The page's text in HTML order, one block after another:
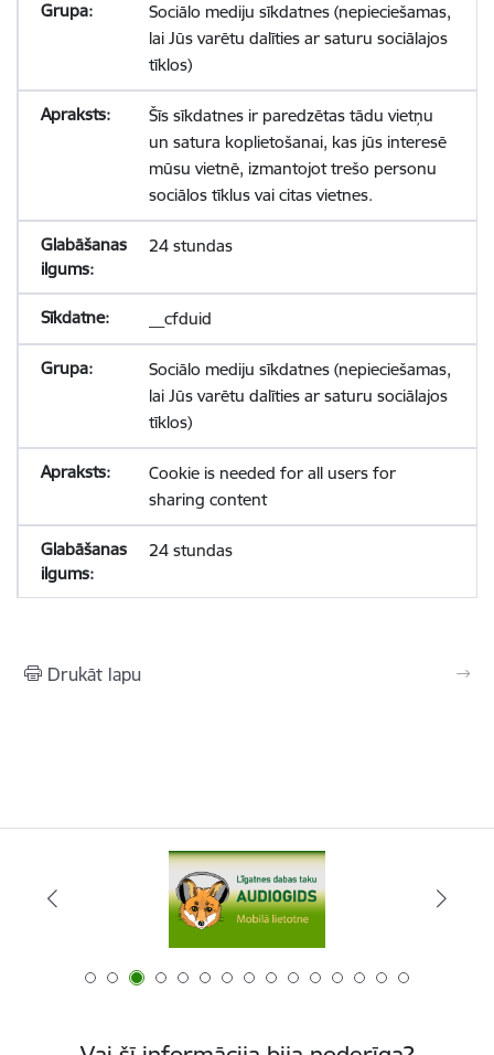
Sociālo mediju sīkdatnes (nepieciešamas,
lai Jūs varētu dalīties ar saturu sociālajos
tīklos)
Šīs sīkdatnes ir paredzētas tādu vietņu
un satura koplietošanai, kas jūs interesē
mūsu vietnē, izmantojot trešo personu
sociālos tīklus vai citas vietnes.
24 stundas
__cfduid
Sociālo mediju sīkdatnes (nepieciešamas,
lai Jūs varētu dalīties ar saturu sociālajos
tīklos)
Cookie is needed for all users for
sharing content
24 stundas
Drukāt lapu